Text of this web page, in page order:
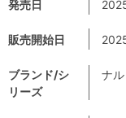
発売日
販売開始日
ブランド/シ
リーズ
ナ